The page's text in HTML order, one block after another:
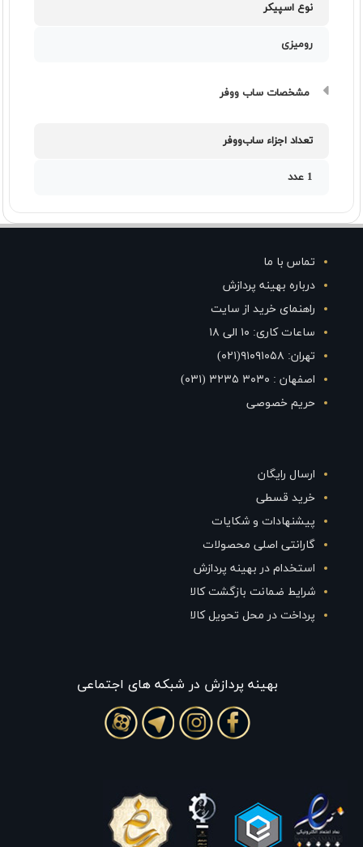
نوع اسپیکر
رومیزی
مشخصات ساب ووفر
تعداد اجزاء ساب‌ووفر
1 عدد
تماس با ما
درباره بهینه پردازش
راهنمای خرید از سایت
ساعات کاری: ۱۰ الی ۱۸
تهران: ۹۱۰۹۱۰۵۸(۰۲۱)
اصفهان : ۳۰۳۰ ۳۲۳۵ (۰۳۱)
حریم خصوصی
ارسال رایگان
خرید قسطی
پیشنهادات و شکایات
گارانتی اصلی محصولات
استخدام در بهینه پردازش
شرایط ضمانت بازگشت کالا
پرداخت در محل تحویل کالا
بهينه پردازش در شبکه های اجتماعی